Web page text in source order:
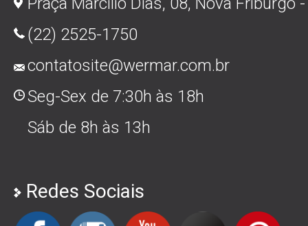
(22) 2525-1750
contatosite@wermar.com.br
Seg-Sex de 7:30h às 18h
Sáb de 8h às 13h
Redes Sociais